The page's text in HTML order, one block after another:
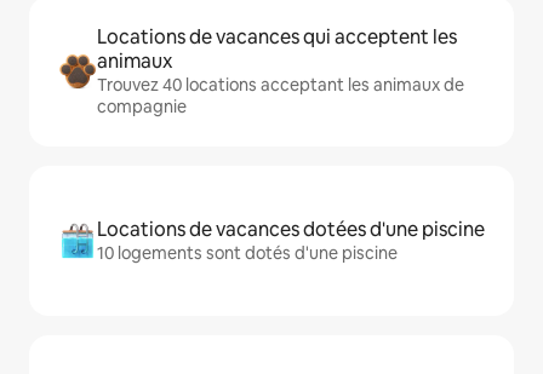
Locations de vacances qui acceptent les
animaux
Trouvez 40 locations acceptant les animaux de
compagnie
Locations de vacances dotées d'une piscine
10 logements sont dotés d'une piscine